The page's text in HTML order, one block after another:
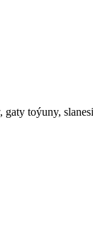
toýuny,